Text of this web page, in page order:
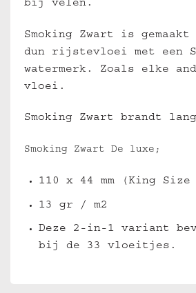
bij velen.
Smoking Zwart is gemaakt
dun rijstevloei met een
watermerk.
Zoals elke
vloei.
Smoking Zwart brandt
Smoking Zwart De luxe;
110 x 44 mm (King Size
13 gr / m2
Deze 2-in-1 variant
bij de 33 vloeitjes.